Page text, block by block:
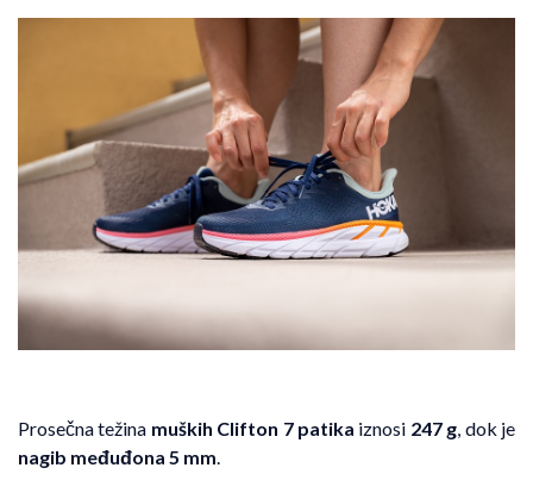
Prosečna težina muških Clifton 7 patika iznosi 247 g, dok je
nagib međuđona 5 mm.